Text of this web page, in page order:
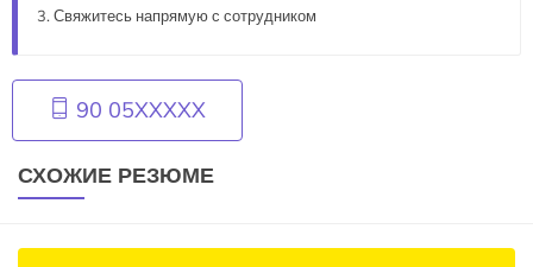
Свяжитесь напрямую с сотрудником
90 05XXXXX
СХОЖИЕ РЕЗЮМЕ